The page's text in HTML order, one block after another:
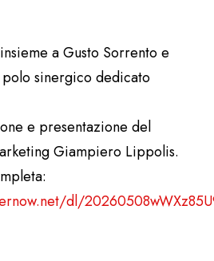
a Gusto Sorrento e
sinergico dedicato
e presentazione del
Giampiero Lippolis.
dl/